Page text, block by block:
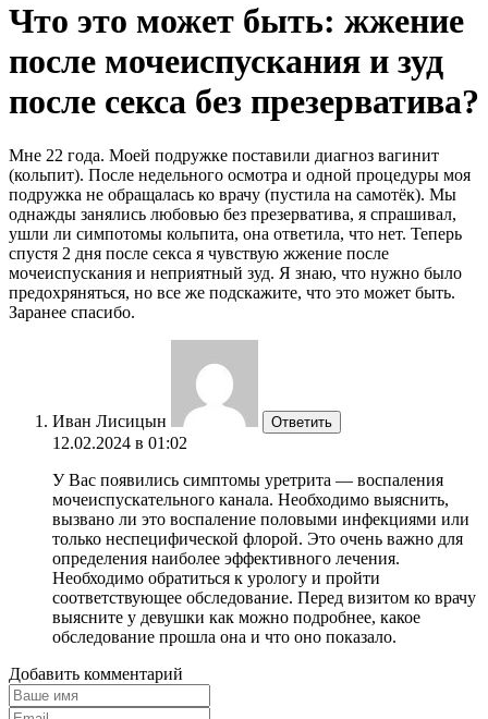
Что это может быть: жжение
после мочеиспускания и зуд
после секса без презерватива?
Мне 22 года. Моей подружке поставили диагноз вагинит
(кольпит). После недельного осмотра и одной процедуры моя
подружка не обращалась ко врачу (пустила на самотёк). Мы
однажды занялись любовью без презерватива, я спрашивал,
ушли ли симпотомы кольпита, она ответила, что нет. Теперь
спустя 2 дня после секса я чувствую жжение после
мочеиспускания и неприятный зуд. Я знаю, что нужно было
предохряняться, но все же подскажите, что это может быть.
Заранее спасибо.
Иван Лисицын Ответить
12.02.2024 в 01:02
У Вас появились симптомы уретрита — воспаления
мочеиспускательного канала. Необходимо выяснить,
вызвано ли это воспаление половыми инфекциями или
только неспецифической флорой. Это очень важно для
определения наиболее эффективного лечения.
Необходимо обратиться к урологу и пройти
соответствующее обследование. Перед визитом ко врачу
выясните у девушки как можно подробнее, какое
обследование прошла она и что оно показало.
Добавить комментарий